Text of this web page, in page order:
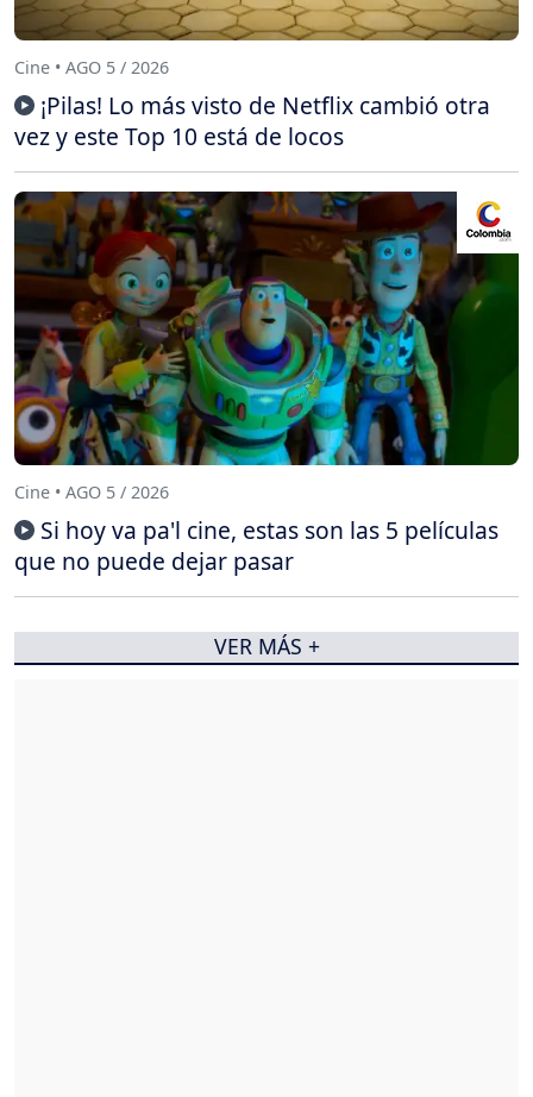
Cine • AGO 5 / 2026
¡Pilas! Lo más visto de Netflix cambió otra
vez y este Top 10 está de locos
Cine • AGO 5 / 2026
Si hoy va pa'l cine, estas son las 5 películas
que no puede dejar pasar
VER MÁS +